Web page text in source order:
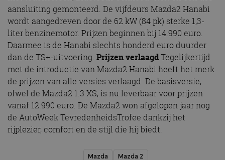
aansluiting gemonteerd. De vijfdeurs Mazda2 Hanabi
wordt aangedreven door de 62 kW (84 pk) sterke 1,3-
liter benzinemotor. Prijzen beginnen bij 14.990 euro.
Daarmee is de Hanabi slechts honderd euro duurder
dan de TS+-uitvoering. Prijzen verlaagdTegelijkertijd
met de introductie van Mazda2 Hanabi heeft het merk
de prijzen van alle versies verlaagd. De basisversie,
ofwel de Mazda2 1.3 XS, is nu leverbaar voor prijzen
vanaf 12.990 euro. De Mazda2 won afgelopen jaar nog
de AutoWeek TevredenheidsTrofee dankzij het
rijplezier, comfort en de stijl die hij biedt.
Mazda Mazda 2